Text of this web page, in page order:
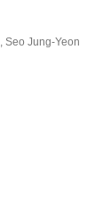
,Seo Jung-Yeon